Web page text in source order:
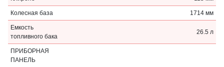
Колесная база 1714 мм
Емкость
топливного бака
26.5 л
ПРИБОРНАЯ
ПАНЕЛЬ